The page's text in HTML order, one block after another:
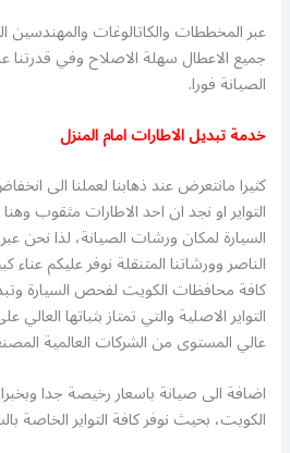
عبر المخططات والكاتالوغات
جميع الاعطال سهلة الاصلاح وفي قدرتنا
الصيانة فورا.
خدمة تبديل الاطارات امام المنزل
كثيرا مانتعرض عند ذهابنا لعملنا الى
التواير او نجد ان احد الاطارات مثقوب
السيارة لمكان ورشات الصيانة، لذا نحن
الناصر وورشاتنا المتنقلة نوفر عليكم
كافة محافظات الكويت لفحص السيارة
التواير الاصلية والتي تمتاز بثباتها
عالي المستوى من الشركات العالمية
اضافة الى صيانة باسعار رخيصة جدا
الكويت، بحيث نوفر كافة التواير الخاصة